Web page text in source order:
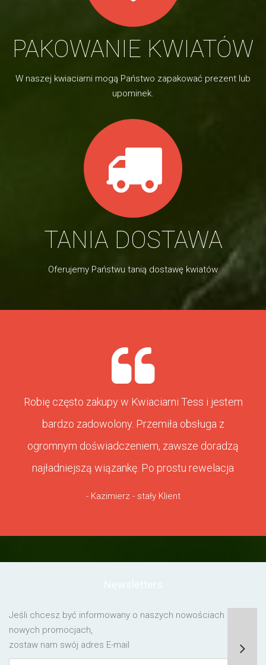
PAKOWANIE KWIATÓW
W naszej kwiaciarni mogą Państwo zapakować prezent lub
upominek.
TANIA DOSTAWA
Oferujemy Państwu tanią dostawę kwiatów
Robię często zakupy w Kwiaciarni Tess i jestem
bardzo zadowolony. Przemiła obsługa z
ogromnym doświadczeniem, zawsze doradzą
najładniejszą wiązankę. Po prostu rewelacja
- Kazimierz - stały Klient
Jeśli chcesz być informowany o naszych nowościach lub o
nowych promocjach,
zostaw nam swój adres E-mail